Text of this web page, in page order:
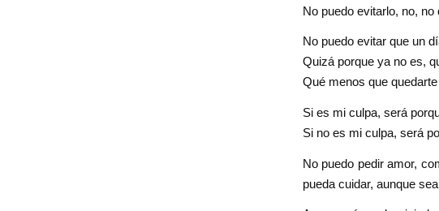
No puedo evitarlo, no, no
No puedo evitar que un
Quizá porque ya no es,
Qué menos que
Si es mi culpa, será
Si no es mi culpa, será
No puedo pedir amor,
pueda cuidar, aunque